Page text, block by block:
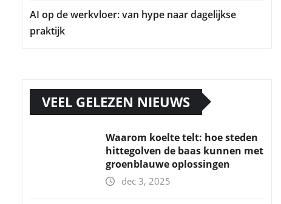
AI op de werkvloer: van hype naar dagelijkse
praktijk
VEEL GELEZEN NIEUWS
Waarom koelte telt: hoe steden
hittegolven de baas kunnen met
groenblauwe oplossingen
dec 3, 2025